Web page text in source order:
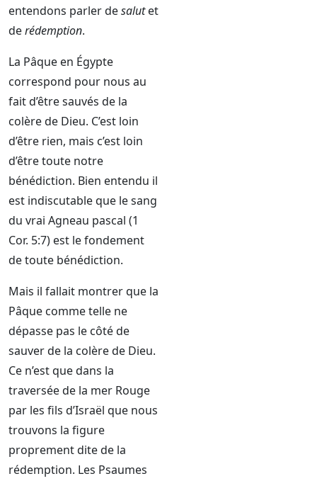
entendons parler desalutet
derédemption.
La Pâque en Égypte
correspond pour nous au
fait d’être sauvés de la
colère de Dieu. C’est loin
d’être rien, mais c’est loin
d’être toute notre
bénédiction. Bien entendu il
est indiscutable que le sang
du vrai Agneau pascal (1
Cor. 5:7) est le fondement
de toute bénédiction.
Mais il fallait montrer que la
Pâque comme telle ne
dépasse pas le côté de
sauver de la colère de Dieu.
Ce n’est que dans la
traversée de la mer Rouge
par les fils d’Israël que nous
trouvons la figure
proprement dite de la
rédemption. Les Psaumes